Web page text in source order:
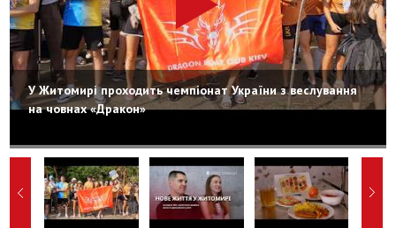
У Житомирі проходить чемпіонат України з веслування
на човнах «Дракон»